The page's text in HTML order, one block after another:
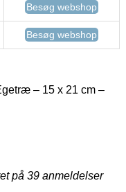
Besøg webshop
Besøg webshop
– 15 x 21 cm –
på 39 anmeldelser